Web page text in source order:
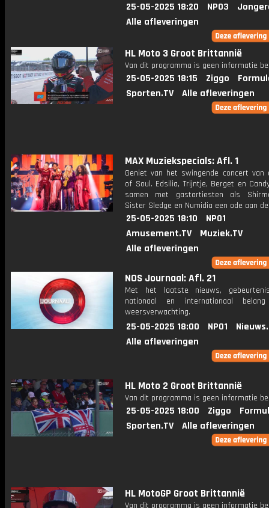
25-05-2025 18:20 NPO3
Alle afleveringen
HL Moto 3 Groot Brittannië
Van dit programma is geen informatie
25-05-2025 18:15 Ziggo
Sporten.TV
Alle afleveringen
MAX Muziekspecials: Afl. 1
Geniet van het swingende concert van
of Soul. Edsilia, Trijntje, Berget en
samen met gastartiesten als
Sister Sledge en Numidia een ode aan
25-05-2025 18:10
NPO1
Amusement.TV
Muziek.TV
Alle afleveringen
NOS Journaal: Afl. 21
Met het laatste nieuws,
nationaal en internationaal
weersverwachting.
25-05-2025 18:00 NPO1
Alle afleveringen
HL Moto 2 Groot Brittannië
Van dit programma is geen informatie
25-05-2025 18:00 Ziggo
Sporten.TV
Alle afleveringen
HL MotoGP Groot Brittannië
Van dit programma is geen informatie